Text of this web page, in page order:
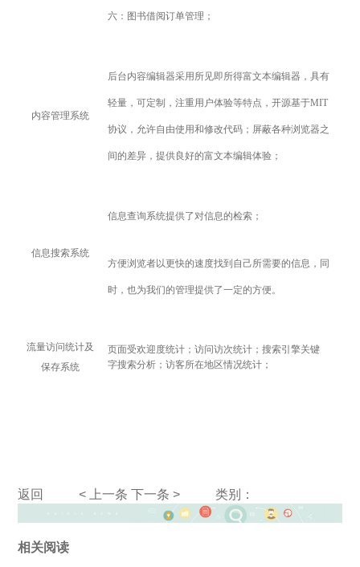
六：图书借阅订单管理；
内容管理系统
后台内容编辑器采用所见即所得富文本编辑器，具有
轻量，可定制，注重用户体验等特点，开源基于MIT
协议，允许自由使用和修改代码；屏蔽各种浏览器之
间的差异，提供良好的富文本编辑体验；
信息搜索系统
信息查询系统提供了对信息的检索；
方便浏览者以更快的速度找到自己所需要的信息，同
时，也为我们的管理提供了一定的方便。
流量访问统计及
保存系统
页面受欢迎度统计；访问访次统计；搜索引擎关键
字搜索分析；访客所在地区情况统计；
返回 < 上一条 下一条 > 类别：
相关阅读